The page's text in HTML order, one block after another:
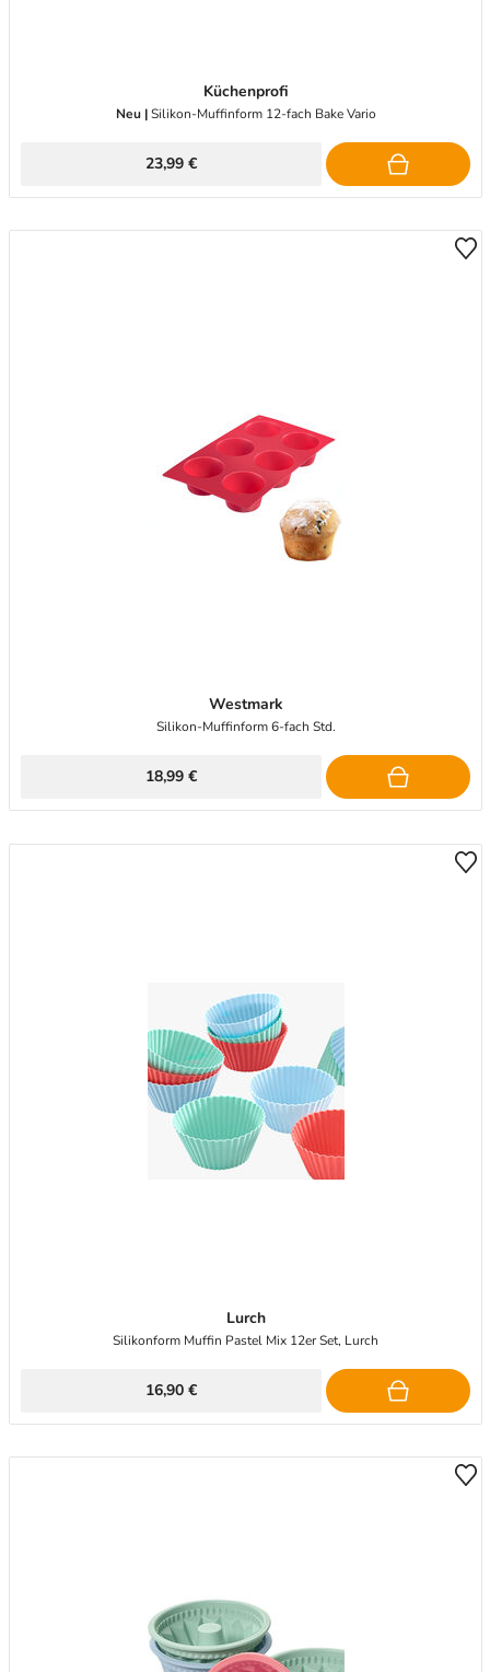
Küchenprofi
Neu |Silikon-Muffinform 12-fach Bake Vario
23,99 €
Westmark
Silikon-Muffinform 6-fach Std.
18,99 €
Lurch
Silikonform Muffin Pastel Mix 12er Set, Lurch
16,90 €